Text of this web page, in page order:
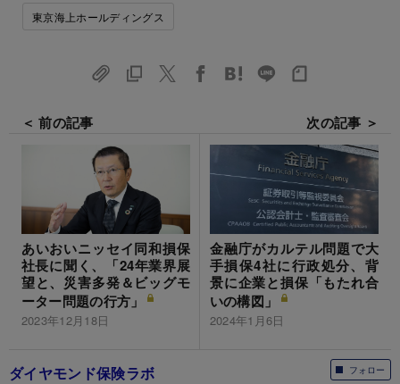
東京海上ホールディングス
＜ 前の記事
あいおいニッセイ同和損保
社長に聞く、「24年業界展
望と、災害多発＆ビッグモ
ーター問題の行方」
2023年12月18日
次の記事 ＞
金融庁がカルテル問題で大
手損保4社に行政処分、背
景に企業と損保「もたれ合
いの構図」
2024年1月6日
フォロー
ダイヤモンド保険ラボ